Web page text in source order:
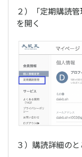
２）「定期購読
を開く
３）購読詳細の